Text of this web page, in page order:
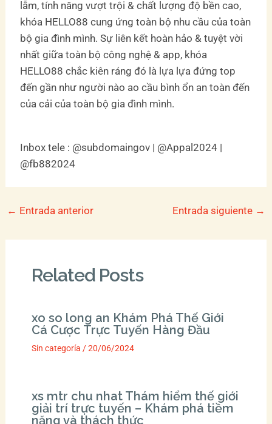
lẫm, tính năng vượt trội & chất lượng độ bền cao,
khóa HELLO88 cung ứng toàn bộ nhu cầu của toàn
bộ gia đình mình. Sự liên kết hoàn hảo & tuyệt vời
nhất giữa toàn bộ công nghệ & app, khóa
HELLO88 chắc kiên ráng đó là lựa lựa đứng top
đến gần như người nào ao cầu bình ổn an toàn đến
của cải của toàn bộ gia đình mình.
Inbox tele : @subdomaingov | @Appal2024 |
@fb882024
← Entrada anterior Entrada siguiente →
Related Posts
xo so long an Khám Phá Thế Giới
Cá Cược Trực Tuyến Hàng Đầu
Sin categoría /20/06/2024
xs mtr chu nhat Thám hiểm thế giới
giải trí trực tuyến – Khám phá tiềm
năng và thách thức